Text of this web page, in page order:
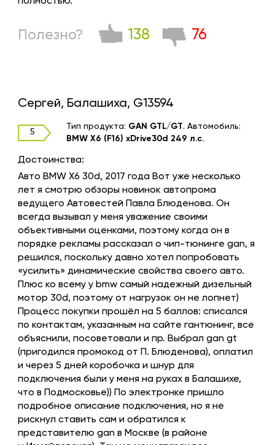
Полезно? 138 76
Сергей, Балашиха, G13594
5
Тип продукта: GAN GTL/GT. Автомобиль:
BMW X6 (F16) xDrive30d 249 л.с.
Достоинства:
Авто BMW X6 30d, 2017 года Вот уже несколько
лет я смотрю обзоры новинок автопрома
ведущего Автовестей Павла Блюденова. Он
всегда вызывал у меня уважение своими
объективными оценками, поэтому когда он в
порядке рекламы рассказал о чип-тюнинге gan, я
решился, поскольку давно хотел попробовать
«усилить» динамические свойства своего авто.
Плюс ко всему у bmw самый надежный дизельный
мотор 30d, поэтому от нагрузок он не лопнет)
Процесс покупки прошёл на 5 баллов: списался
по контактам, указанным на сайте гантюнинг, все
объяснили, посоветовали и пр. Выбрал gan gt
(пригодился промокод от П. Блюденова), оплатил
и через 5 дней коробочка и шнур для
подключения были у меня на руках в Балашихе,
что в Подмосковье)) По электронке пришло
подробное описание подключения, но я не
рискнул ставить сам и обратился к
представителю gan в Москве (в районе